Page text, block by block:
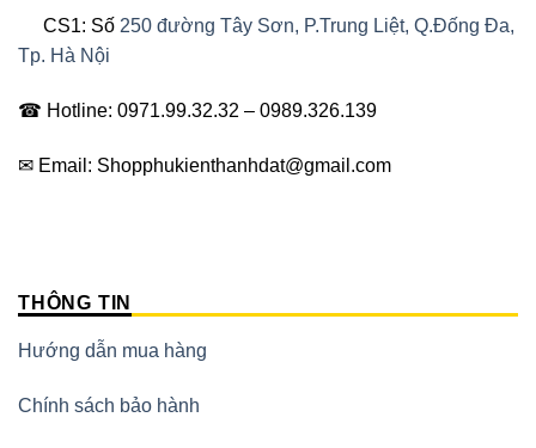
CS1: Số 250 đường Tây Sơn, P.Trung Liệt, Q.Đống Đa,
Tp. Hà Nội
☎ Hotline: 0971.99.32.32 – 0989.326.139
✉ Email: Shopphukienthanhdat@gmail.com
THÔNG TIN
Hướng dẫn mua hàng
Chính sách bảo hành